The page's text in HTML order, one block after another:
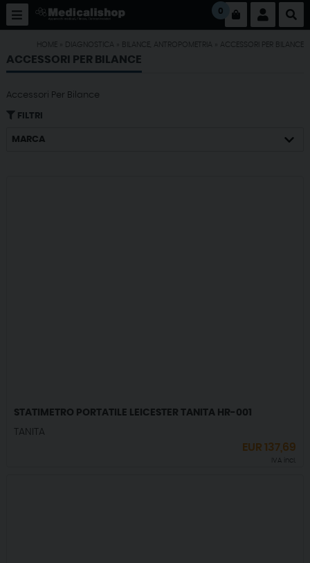
0
HOME DIAGNOSTICA BILANCE, ANTROPOMETRIA ACCESSORI PER BILANCE
ACCESSORI PER BILANCE
Accessori Per Bilance
FILTRI
MARCA
STATIMETRO PORTATILE LEICESTER TANITA HR-001
TANITA
EUR137,69
IVA incl.